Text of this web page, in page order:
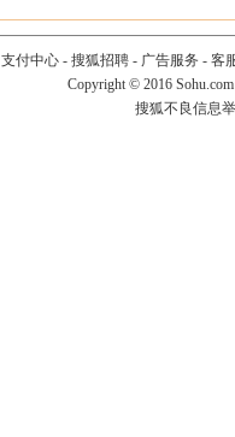
支付中心- 搜狐招聘- 广告服务 - 客
Copyright © 2016
搜狐不良信息